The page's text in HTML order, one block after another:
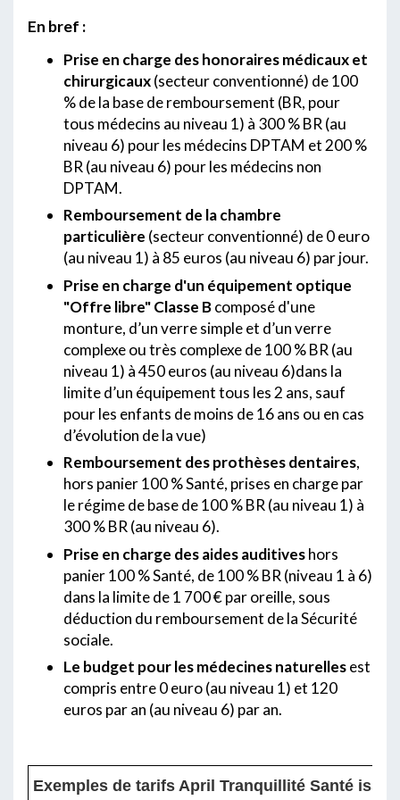
En bref :
Prise en charge des honoraires médicaux et
chirurgicaux(secteur conventionné) de 100
% de la base de remboursement (BR, pour
tous médecins au niveau 1) à 300 % BR (au
niveau 6) pour les médecins DPTAM et 200 %
BR (au niveau 6) pour les médecins non
DPTAM.
Remboursement de la chambre
particulière (secteur conventionné) de 0 euro
(au niveau 1) à 85 euros (au niveau 6) par jour.
Prise en charge d'un équipement optique
"Offre libre" Classe Bcomposé d'une
monture, d’un verre simple et d’un verre
complexe ou très complexe de 100 % BR (au
niveau 1) à 450 euros (au niveau 6)dans la
limite d’un équipement tous les 2 ans, sauf
pour les enfants de moins de 16 ans ou en cas
d’évolution de la vue)
Remboursement des prothèses dentaires,
hors panier 100 % Santé, prises en charge par
le régime de base de 100 % BR (au niveau 1) à
300 % BR (au niveau 6).
Prise en charge des aides auditiveshors
panier 100 % Santé, de 100 % BR (niveau 1 à 6)
dans la limite de 1 700 € par oreille, sous
déduction du remboursement de la Sécurité
sociale.
Le budget pour les médecines naturellesest
compris entre 0 euro (au niveau 1) et 120
euros par an (au niveau 6) par an.
Exemples de tarifs April Tranquillité Santé